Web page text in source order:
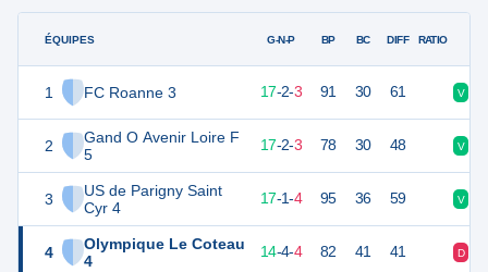
ÉQUIPES
1 FC Roanne 3
2
Gand O Avenir Loire F
5
3
US de Parigny Saint
Cyr 4
4
Olympique Le Coteau
4
G-N-P BP BC DIFF RATIO
17-2-3 91 30 61 V
53 22 17-2-3 78 30 48 V
52 17-1-4 95 36 59 V
46 22 14-4-4 82 41 41 D